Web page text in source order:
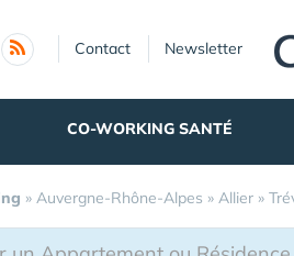
Contact Newsletter
CO-WORKING SANTÉ
» Auvergne-Rhône-Alpes » Allier »